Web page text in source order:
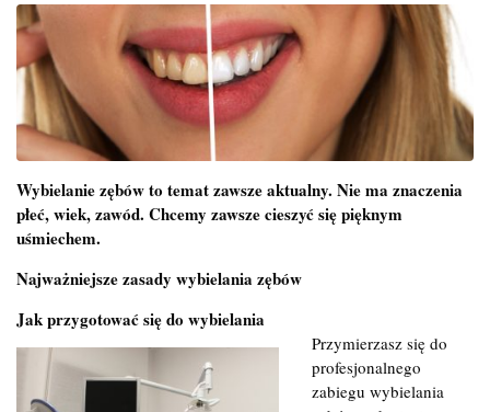
Wybielanie zębów to temat zawsze aktualny. Nie ma znaczenia
płeć, wiek, zawód. Chcemy zawsze cieszyć się pięknym
uśmiechem.
Najważniejsze zasady wybielania zębów
Jak przygotować się do wybielania
Przymierzasz się do
profesjonalnego
zabiegu wybielania